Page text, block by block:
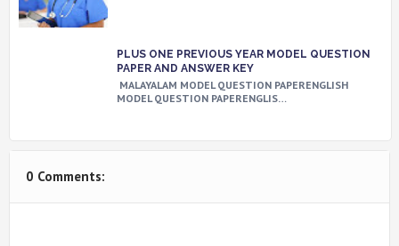
PLUS ONE PREVIOUS YEAR MODEL QUESTION
PAPER AND ANSWER KEY
MALAYALAM MODEL QUESTION PAPERENGLISH
MODEL QUESTION PAPERENGLIS…
0 Comments: